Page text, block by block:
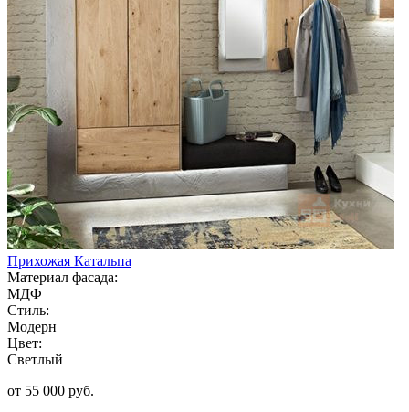
Прихожая Катальпа
Материал фасада:
МДФ
Стиль:
Модерн
Цвет:
Светлый
от 55 000 руб.